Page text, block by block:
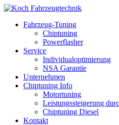
Fahrzeug-Tuning
Chiptuning
Powerflasher
Service
Individualoptimierung
NSA Garantie
Unternehmen
Chiptuning Info
Motortuning
Leistungssteigerung
Chiptuning Diesel
Kontakt